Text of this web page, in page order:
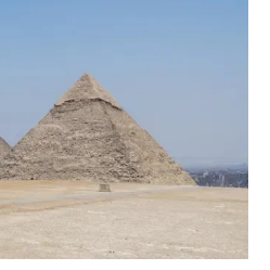
pirâmidesfoi removida ou
por diversos fatores,
de terra ao longo da história
de revestimento.
e a areia do deserto